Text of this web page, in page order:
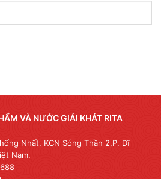
VÀ NƯỚC GIẢI KHÁT RITA
Nhất, KCN Sóng Thần 2,P. Dĩ
Nam.